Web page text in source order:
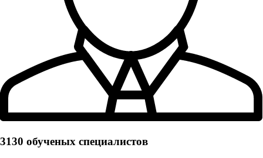
3130 обученых cпециалистов